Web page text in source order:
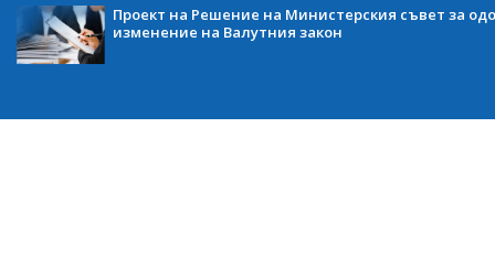
Проект на Решение на Министерския съвет за
изменение на Валутния закон